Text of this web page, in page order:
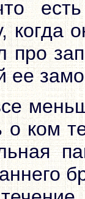
когда
про
о ком